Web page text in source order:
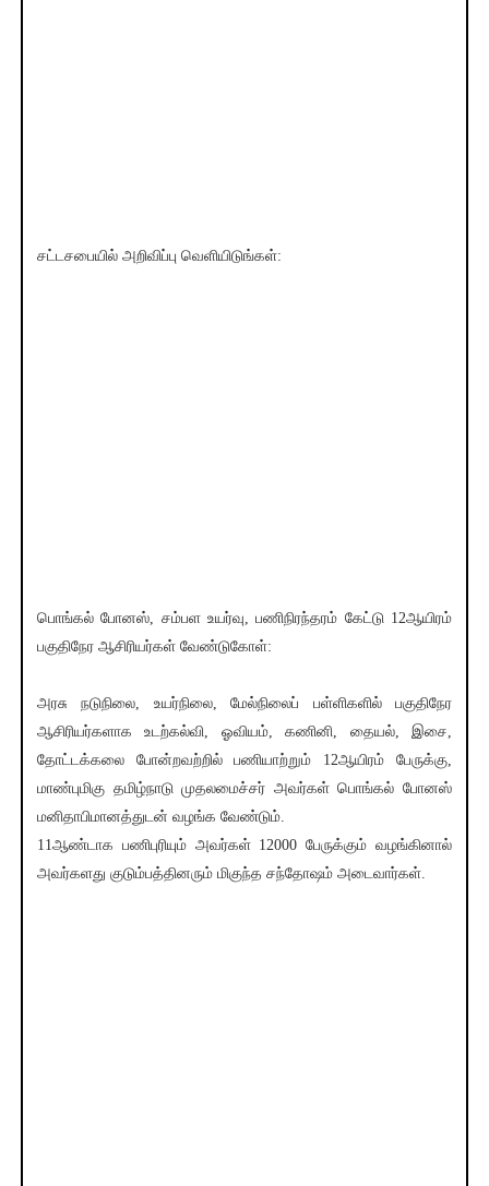
சட்டசபையில் அறிவிப்பு வெளியிடுங்கள்:
பொங்கல் போனஸ், சம்பள உயர்வு, பணிநிரந்தரம் கேட்டு 12ஆயிரம்
பகுதிநேர ஆசிரியர்கள் வேண்டுகோள்:
அரசு நடுநிலை, உயர்நிலை, மேல்நிலைப் பள்ளிகளில் பகுதிநேர
ஆசிரியர்களாக உடற்கல்வி, ஓவியம், கணினி, தையல், இசை,
தோட்டக்கலை போன்றவற்றில் பணியாற்றும் 12ஆயிரம் பேருக்கு,
மாண்புமிகு தமிழ்நாடு முதலமைச்சர் அவர்கள் பொங்கல் போனஸ்
மனிதாபிமானத்துடன் வழங்க வேண்டும்.
11ஆண்டாக பணிபுரியும் அவர்கள் 12000 பேருக்கும் வழங்கினால்
அவர்களது குடும்பத்தினரும் மிகுந்த சந்தோஷம் அடைவார்கள்.